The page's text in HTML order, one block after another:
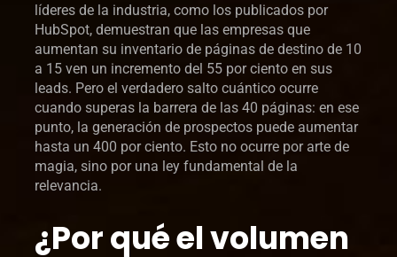
líderes de la industria, como los publicados por
HubSpot, demuestran que las empresas que
aumentan su inventario de páginas de destino de 10
a 15 ven un incremento del 55 por ciento en sus
leads. Pero el verdadero salto cuántico ocurre
cuando superas la barrera de las 40 páginas: en ese
punto, la generación de prospectos puede aumentar
hasta un 400 por ciento. Esto no ocurre por arte de
magia, sino por una ley fundamental de la
relevancia.
¿Por qué el volumen